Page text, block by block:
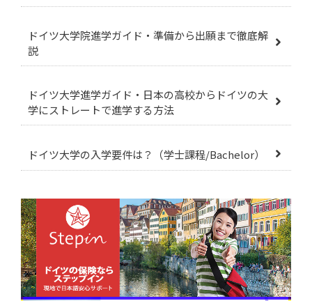
ドイツ大学院進学ガイド・準備から出願まで徹底解
説
ドイツ大学進学ガイド・日本の高校からドイツの大
学にストレートで進学する方法
ドイツ大学の入学要件は？（学士課程/Bachelor）